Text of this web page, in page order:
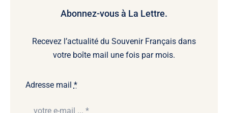
Abonnez-vous à La Lettre.
Recevez l’actualité du Souvenir Français dans
votre boîte mail une fois par mois.
Adresse mail *